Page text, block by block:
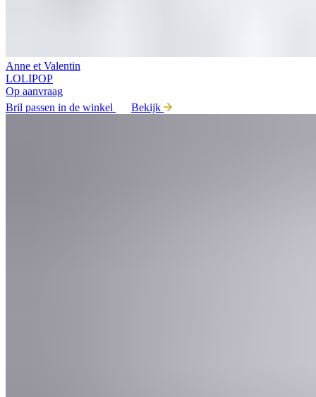
Anne et Valentin
LOLIPOP
Op aanvraag
Bril passen in de winkel
Bekijk